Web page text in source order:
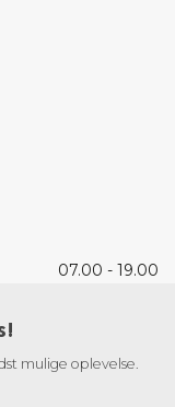
07.00 - 19.00
07.00 - 19.00
mulige oplevelse.